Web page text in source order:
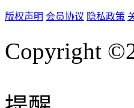
版权声明 会员协议 隐私政策
Copyright